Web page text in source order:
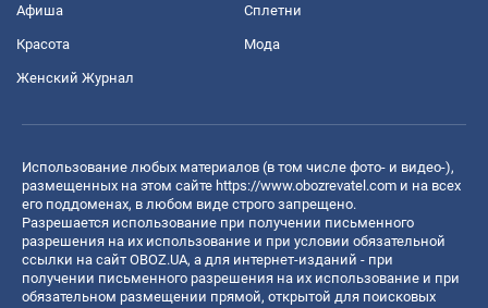
Афиша Сплетни
Красота Мода
Женский Журнал
Использование любых материалов (в том числе фото- и видео-),
размещенных на этом сайте https://www.obozrevatel.com и на всех
его поддоменах, в любом виде строго запрещено.
Разрешается использование при получении письменного
разрешения на их использование и при условии обязательной
ссылки на сайт OBOZ.UA, а для интернет-изданий - при
получении письменного разрешения на их использование и при
обязательном размещении прямой, открытой для поисковых